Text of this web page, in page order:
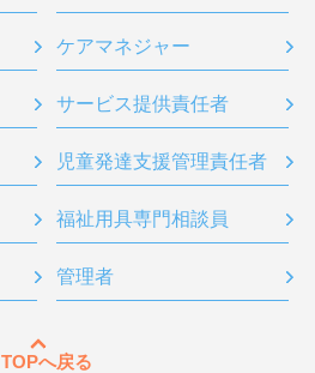
ケアマネジャー
サービス提供責任者
児童発達支援管理責任者
福祉用具専門相談員
管理者
TOPへ戻る